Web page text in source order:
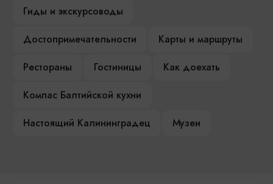
Гиды и экскурсоводы
Достопримечательности
Карты и маршруты
Рестораны
Гостиницы
Как доехать
Компас Балтийской кухни
Настоящий Калининградец
Музеи